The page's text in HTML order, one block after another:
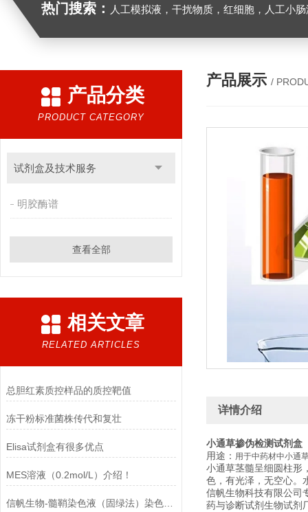
热门搜索： 人工模拟液，干扰物质，红细胞，人工小
产品分类
PRODUCT CATEGORY
试剂盒及技术服务
明胶酶谱
查看全部
相关文章
RELATED ARTICLES
总胆红素质控样品的质控靶值
冻干粉标准菌株传代和复壮
Elisa试剂盒有很多优点
MES溶液（0.2mol/L）介绍！
信帆生物-髓鞘染色液（固绿法）染色结果
产品展示 /
详情介绍
小通草掺伪检测试剂盒
用途： 用于中药材中小通
小通草茎髓呈细圆柱形
色，有光泽，无空心。
信帆生物科技有限公司
药与诊断试剂生物试剂